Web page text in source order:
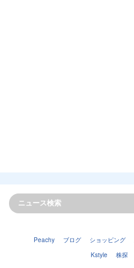
Peachy ブログ ショッピング
Kstyle
株探